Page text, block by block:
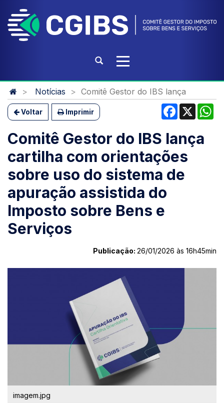
para
conteúdo
menu
para
busca
Alterna
Abrir
busca
Início
do
conteúdo
Notícias Comitê Gestor do IBS lança
Voltar Imprimir Facebook
X
Comitê Gestor do IBS lança
cartilha com orientações
sobre uso do sistema de
apuração assistida do
Imposto sobre Bens e
Serviços
Publicação: 26/01/2026 às 16h45min
imagem.jpg